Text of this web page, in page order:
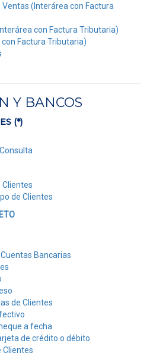
Ventas (Interárea con Factura
con Factura Tributaria)
Factura Tributaria)
Y BANCOS
(*)
Clientes
de Clientes
Bancarias
de Clientes
a fecha
de crédito o débito
Clientes